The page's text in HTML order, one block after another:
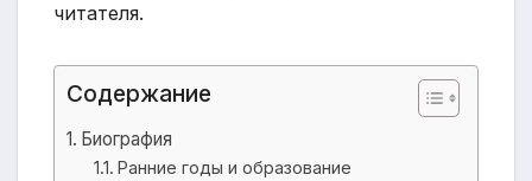
читателя.
Содержание
Биография
Ранние годы и образование